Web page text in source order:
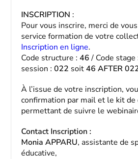
INSCRIPTION :
Pour vous inscrire, merci de
service formation de votre
Inscription en ligne.
Code structure :46/ Code stage
session : 022 soit46 AFTER
À l’issue de votre inscription,
confirmation par mail et le kit de
permettant de suivre le
Contact Inscription :
Monia APPARU, assistante de
éducative,